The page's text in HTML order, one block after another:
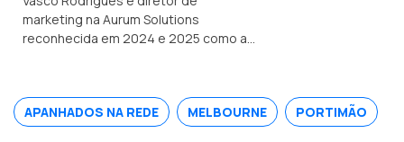
marketing na Aurum Solutions
reconhecida em 2024 e 2025 como a
Natural de Valpaços é formado em
engenharia e gestão industrial.
APANHADOS NA REDE MELBOURNE PORTIMÃO